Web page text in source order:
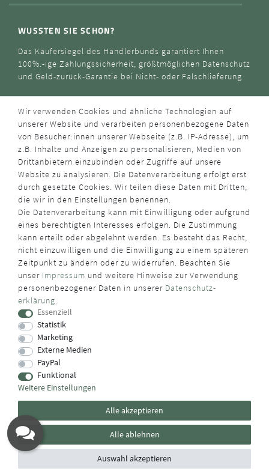
WUSSTEN SIE SCHON?
Das Käufersiegel des Händlerbunds garantiert Ihnen
100%.-ige Zahlungssicherheit, größtmöglichen Datenschutz
und Geld-zurück-Garantie bei Nicht- oder Falschlieferung.
Wir verwenden Cookies und ähnliche Technologien auf
unserer Website und verarbeiten personenbezogene Daten
von Besucher:innen unserer Webseite (z.B. IP-Adresse), um
z.B. Inhalte und Anzeigen zu personalisieren, Medien von
Drittanbietern einzubinden oder Zugriffe auf unsere
Website zu analysieren. Die Datenverarbeitung erfolgt erst
durch gesetzte Cookies. Wir teilen diese Daten mit Dritten,
die wir in den Einstellungen benennen.
Die Datenverarbeitung kann mit Einwilligung oder aufgrund
eines berechtigten Interesses erfolgen. Die Zustimmung
kann erteilt oder abgelehnt werden. Es besteht das Recht,
nicht einzuwilligen und die Einwilligung zu einem späteren
Zeitpunkt zu ändern oder zu widerrufen. Beachten Sie
unser Impressum und weitere Hinweise zur Verwendung
personenbezogener Daten in unserer Daten­schutz­
erklärung.
Essenziell
Statistik
Marketing
Externe Medien
PayPal
Funktional
Weitere Einstellungen
Alle akzeptieren
Alle ablehnen
Auswahl akzeptieren